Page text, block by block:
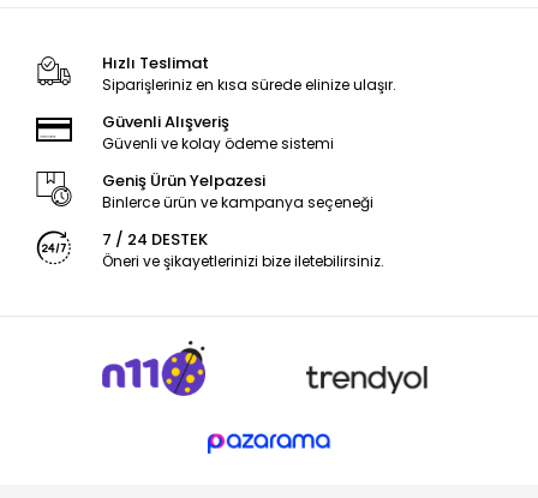
Hızlı Teslimat
Siparişleriniz en kısa sürede elinize ulaşır.
Güvenli Alışveriş
Güvenli ve kolay ödeme sistemi
Geniş Ürün Yelpazesi
Binlerce ürün ve kampanya seçeneği
7 / 24 DESTEK
Öneri ve şikayetlerinizi bize iletebilirsiniz.